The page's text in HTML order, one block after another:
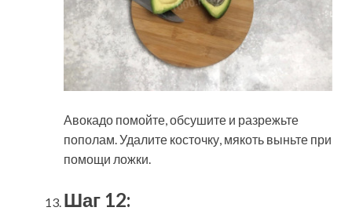
Авокадо помойте, обсушите и разрежьте
пополам. Удалите косточку, мякоть выньте при
помощи ложки.
Шаг 12: